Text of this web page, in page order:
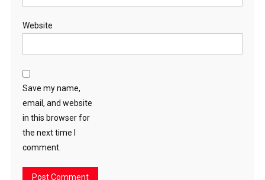
Website
Save my name,
email, and website
in this browser for
the next time I
comment.